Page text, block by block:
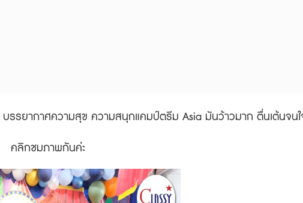
บรรยากาศความสุข ความสนุกแคมป์ตรีม Asia มันว้าวมาก ตื่นเต้นจน
คลิกชมภาพกันค่ะ